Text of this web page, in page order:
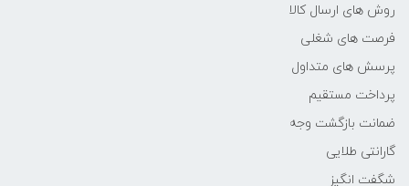
روش های ارسال کالا
فرصت های شغلی
پرسش های متداول
پرداخت مستقیم
ضمانت بازگشت وجه
گارانتی طلایی
شگفت انگیز